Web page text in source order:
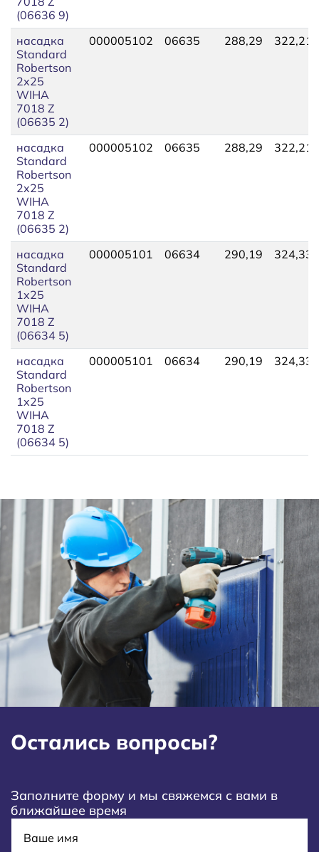
(06636 9)
насадка
Standard
Robertson
2x25
WIHA
7018 Z
(06635 2)
000005102 06635 288,29 322,21
насадка
Standard
Robertson
2x25
WIHA
7018 Z
(06635 2)
000005102 06635 288,29 322,21
насадка
Standard
Robertson
1x25
WIHA
7018 Z
(06634 5)
000005101 06634 290,19 324,33
насадка
Standard
Robertson
1x25
WIHA
7018 Z
(06634 5)
000005101 06634 290,19 324,33
Остались вопросы?
Заполните форму и мы свяжемся с вами в
ближайшее время